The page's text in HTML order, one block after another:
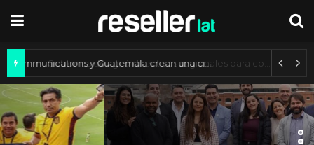
Axis Communications y Guatemala crean una ciudad inteligente
ARGENTINA